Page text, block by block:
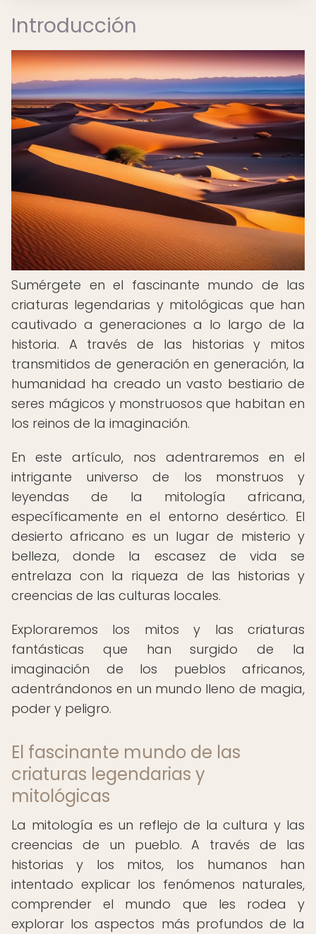
Introducción
Sumérgete en el fascinante mundo de las
criaturas legendarias y mitológicas que han
cautivado a generaciones a lo largo de la
historia. A través de las historias y mitos
transmitidos de generación en generación, la
humanidad ha creado un vasto bestiario de
seres mágicos y monstruosos que habitan en
los reinos de la imaginación.
En este artículo, nos adentraremos en el
intrigante universo de los monstruos y
leyendas de la mitología africana,
específicamente en el entorno desértico. El
desierto africano es un lugar de misterio y
belleza, donde la escasez de vida se
entrelaza con la riqueza de las historias y
creencias de las culturas locales.
Exploraremos los mitos y las criaturas
fantásticas que han surgido de la
imaginación de los pueblos africanos,
adentrándonos en un mundo lleno de magia,
poder y peligro.
El fascinante mundo de las
criaturas legendarias y
mitológicas
La mitología es un reflejo de la cultura y las
creencias de un pueblo. A través de las
historias y los mitos, los humanos han
intentado explicar los fenómenos naturales,
comprender el mundo que les rodea y
explorar los aspectos más profundos de la